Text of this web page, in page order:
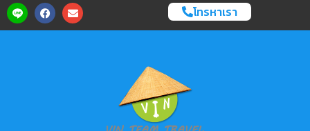
โทรหาเรา